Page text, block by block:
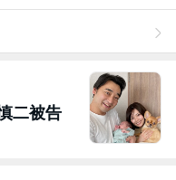
二被告